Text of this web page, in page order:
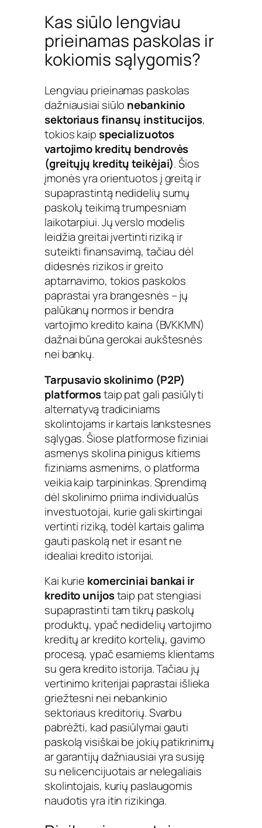
Kas siūlo lengviau
prieinamas paskolas ir
kokiomis sąlygomis?
Lengviau prieinamas paskolas
dažniausiai siūlo nebankinio
sektoriaus finansų institucijos,
tokios kaipspecializuotos
vartojimo kreditų bendrovės
(greitųjų kreditų teikėjai). Šios
įmonės yra orientuotos į greitą ir
supaprastintą nedidelių sumų
paskolų teikimą trumpesniam
laikotarpiui. Jų verslo modelis
leidžia greitai įvertinti riziką ir
suteikti finansavimą, tačiau dėl
didesnės rizikos ir greito
aptarnavimo, tokios paskolos
paprastai yra brangesnės – jų
palūkanų normos ir bendra
vartojimo kredito kaina (BVKKMN)
dažnai būna gerokai aukštesnės
nei bankų.
Tarpusavio skolinimo (P2P)
platformostaip pat gali pasiūlyti
alternatyvą tradiciniams
skolintojams ir kartais lankstesnes
sąlygas. Šiose platformose fiziniai
asmenys skolina pinigus kitiems
fiziniams asmenims, o platforma
veikia kaip tarpininkas. Sprendimą
dėl skolinimo priima individualūs
investuotojai, kurie gali skirtingai
vertinti riziką, todėl kartais galima
gauti paskolą net ir esant ne
idealiai kredito istorijai.
Kai kurie komerciniai bankai ir
kredito unijostaip pat stengiasi
supaprastinti tam tikrų paskolų
produktų, ypač nedidelių vartojimo
kreditų ar kredito kortelių, gavimo
procesą, ypač esamiems klientams
su gera kredito istorija. Tačiau jų
vertinimo kriterijai paprastai išlieka
griežtesni nei nebankinio
sektoriaus kreditorių. Svarbu
pabrėžti, kad pasiūlymai gauti
paskolą visiškai be jokių patikrinimų
ar garantijų dažniausiai yra susiję
su nelicencijuotais ar nelegaliais
skolintojais, kurių paslaugomis
naudotis yra itin rizikinga.